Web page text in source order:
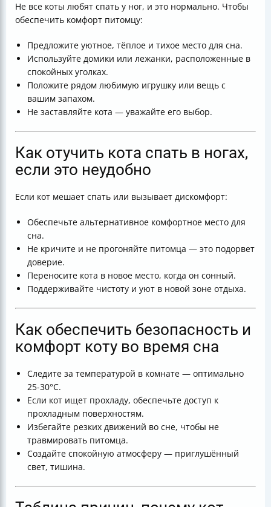
Не все коты любят спать у ног, и это нормально. Чтобы
обеспечить комфорт питомцу:
Предложите уютное, тёплое и тихое место для сна.
Используйте домики или лежанки, расположенные в
спокойных уголках.
Положите рядом любимую игрушку или вещь с
вашим запахом.
Не заставляйте кота — уважайте его выбор.
Как отучить кота спать в ногах,
если это неудобно
Если кот мешает спать или вызывает дискомфорт:
Обеспечьте альтернативное комфортное место для
сна.
Не кричите и не прогоняйте питомца — это подорвет
доверие.
Переносите кота в новое место, когда он сонный.
Поддерживайте чистоту и уют в новой зоне отдыха.
Как обеспечить безопасность и
комфорт коту во время сна
Следите за температурой в комнате — оптимально
25-30°C.
Если кот ищет прохладу, обеспечьте доступ к
прохладным поверхностям.
Избегайте резких движений во сне, чтобы не
травмировать питомца.
Создайте спокойную атмосферу — приглушённый
свет, тишина.